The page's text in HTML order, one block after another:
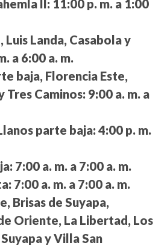
II: 11:00 p. m. a 1:00
Luis Landa, Casabola y
a 6:00 a. m.
baja, Florencia Este,
Tres Caminos: 9:00 a. m. a
parte baja: 4:00 p. m.
7:00 a. m. a 7:00 a. m.
7:00 a. m. a 7:00 a. m.
Brisas de Suyapa,
Oriente, La Libertad, Los
y Villa San